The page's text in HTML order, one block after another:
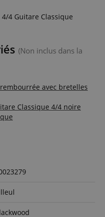
4/4 Guitare Classique
(Non inclus dans la
avec bretelles
Classique 4/4 noire